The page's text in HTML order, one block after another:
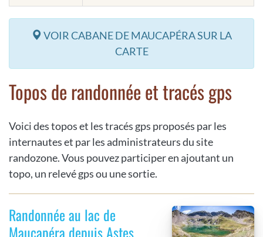
VOIR CABANE DE MAUCAPÉRA SUR LA
CARTE
Topos de randonnée et tracés gps
Voici des topos et les tracés gps proposés par les
internautes et par les administrateurs du site
randozone. Vous pouvez participer en ajoutant un
topo, un relevé gps ou une sortie.
Randonnée au lac de
Maucapéra depuis Astes